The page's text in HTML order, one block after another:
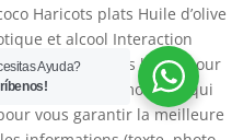
Haricots plats Huile d’olive
et alcool Interaction
Valencia Voyages bravo pour
sur le safran mon ami qui
vous garantir la meilleure
Ayuda?